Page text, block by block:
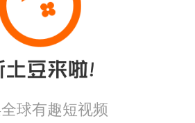
球有趣短视频